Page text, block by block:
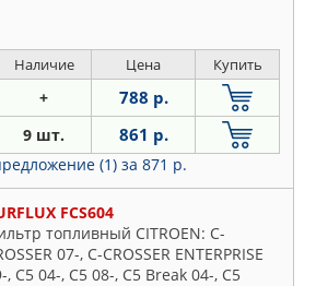
Наличие Цена Купить
+ 788 р.
9 шт. 861 р.
(1) за 871 р.
FCS604
топливный CITROEN: C-
07-, C-CROSSER ENTERPRISE
, C5 04-, C5 08-, C5 Break 04-, C5